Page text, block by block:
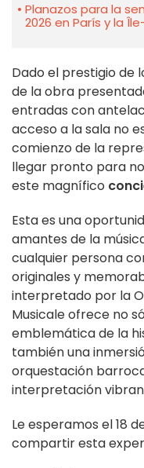
Planazos para la
2026 en París y la
Dado el prestigio de
de la obra
entradas con
acceso a la sala no
comienzo de la
llegar pronto para
este magnífico
Esta es una
amantes de la
cualquier persona
originales y
interpretado por la
Musicale ofrece no
emblemática de la
también una
orquestación
interpretación
Le esperamos el 18
compartir esta